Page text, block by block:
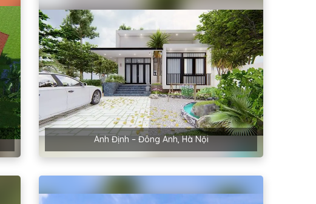
Anh Định – Đông Anh, Hà Nội